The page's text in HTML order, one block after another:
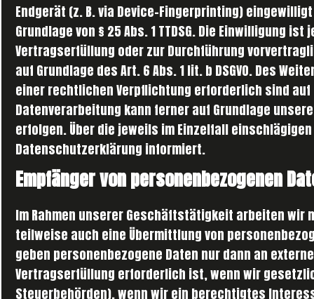
Endgerät (z. B. via Device-Fingerprinting)
Grundlage von § 25 Abs. 1 TTDSG. Die Einwilligung
Vertragserfüllung oder zur Durchführung
auf Grundlage des Art. 6 Abs. 1 lit. b DSGVO. Des
einer rechtlichen Verpflichtung erforderlich sind auf
Datenverarbeitung kann ferner auf Grundlage
erfolgen. Über die jeweils im Einzelfall
Datenschutzerklärung informiert.
Empfänger von personenbezogenen
Im Rahmen unserer Geschäftstätigkeit arbeiten wir
teilweise auch eine Übermittlung von
geben personenbezogene Daten nur dann an
Vertragserfüllung erforderlich ist, wenn wir
Steuerbehörden), wenn wir ein berechtigtes